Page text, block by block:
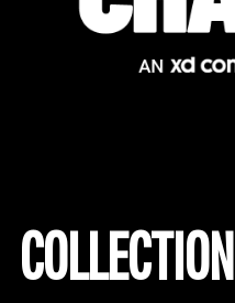
COLLECTION